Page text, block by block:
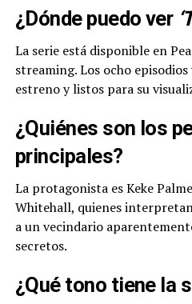
¿Dónde puedo ver
La serie está disponible en
streaming. Los ocho
estreno y listos para su
¿Quiénes son los
principales?
La protagonista es Keke
Whitehall, quienes
a un vecindario
secretos.
¿Qué tono tiene la